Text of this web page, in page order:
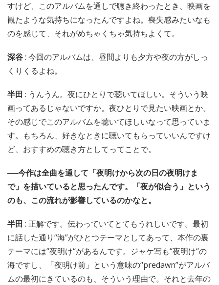
すけど、このアルバムを通しで聴き終わったとき、映画を
観たような気持ちになったんですよね。喪失感みたいなも
のを感じて、それがめちゃくちゃ気持ちよくて。
深谷: 今回のアルバムは、昼間よりも夕方や夜の方がしっ
くりくるよね。
半田 : うんうん。夜にひとりで聴いてほしい。そういう映
画ってあるじゃないですか。夜ひとりで見たい映画とか。
その感じでこのアルバムを聴いてほしいなって思っていま
す。もちろん、好きなときに聴いてもらっていいんですけ
ど、おすすめの聴き方としてってことで。
──今作は全曲を通して「夜明けから次の日の夜明けま
で」を描いていると思ったんです。「夜が似合う」という
のも、この流れが影響しているのかなと。
半田 : 正解です。伝わっていてとてもうれしいです。最初
に話した通り“海”がひとつテーマとしてあって、本作の裏
テーマには“夜明け“があるんです。ジャケ写も“夜明け“の
海ですし、「夜明け前」という意味の“predawn”がアルバ
ムの最初にきているのも、そういう理由で。それと去年の